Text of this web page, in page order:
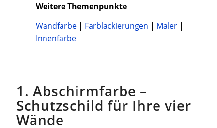
Weitere Themenpunkte
Wandfarbe| Farblackierungen | Maler|
Innenfarbe
1. Abschirmfarbe –
Schutzschild für Ihre vier
Wände